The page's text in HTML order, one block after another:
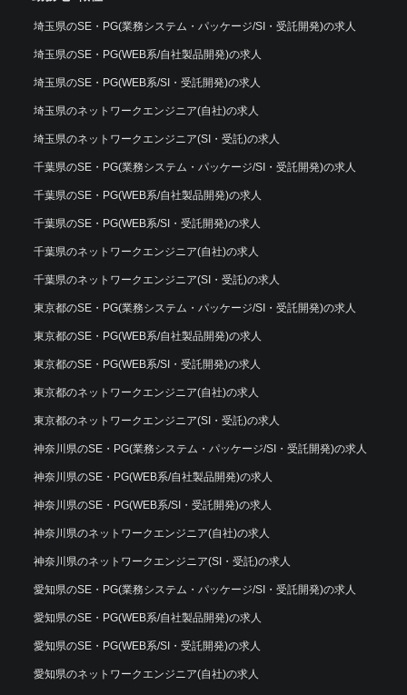
埼玉県のSE・PG(業務システム・パッケージ/SI・受託開発)の求人
埼玉県のSE・PG(WEB系/自社製品開発)の求人
埼玉県のSE・PG(WEB系/SI・受託開発)の求人
埼玉県のネットワークエンジニア(自社)の求人
埼玉県のネットワークエンジニア(SI・受託)の求人
千葉県のSE・PG(業務システム・パッケージ/SI・受託開発)の求人
千葉県のSE・PG(WEB系/自社製品開発)の求人
千葉県のSE・PG(WEB系/SI・受託開発)の求人
千葉県のネットワークエンジニア(自社)の求人
千葉県のネットワークエンジニア(SI・受託)の求人
東京都のSE・PG(業務システム・パッケージ/SI・受託開発)の求人
東京都のSE・PG(WEB系/自社製品開発)の求人
東京都のSE・PG(WEB系/SI・受託開発)の求人
東京都のネットワークエンジニア(自社)の求人
東京都のネットワークエンジニア(SI・受託)の求人
神奈川県のSE・PG(業務システム・パッケージ/SI・受託開発)の求人
神奈川県のSE・PG(WEB系/自社製品開発)の求人
神奈川県のSE・PG(WEB系/SI・受託開発)の求人
神奈川県のネットワークエンジニア(自社)の求人
神奈川県のネットワークエンジニア(SI・受託)の求人
愛知県のSE・PG(業務システム・パッケージ/SI・受託開発)の求人
愛知県のSE・PG(WEB系/自社製品開発)の求人
愛知県のSE・PG(WEB系/SI・受託開発)の求人
愛知県のネットワークエンジニア(自社)の求人